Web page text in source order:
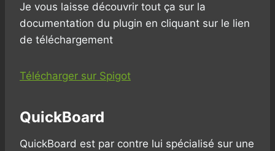
Je vous laisse découvrir tout ça sur la
documentation du plugin en cliquant sur le lien
de téléchargement
Télécharger sur Spigot
QuickBoard
QuickBoard est par contre lui spécialisé sur une